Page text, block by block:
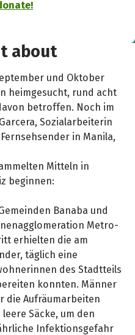
about
und Oktober
heimgesucht, rund acht
betroffen. Noch im
Sozialarbeiterin
in Manila,
Mitteln in
beginnen:
Banaba und
Metro-
erhielten die am
täglich eine
des Stadtteils
konnten. Männer
die Aufräumarbeiten
Säcke, um den
Infektionsgefahr